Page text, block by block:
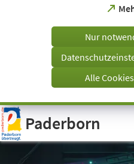
Visuelle
Assistenzsoftware
öffnen.
einem
Tab)
Nur
Alle
Paderborn